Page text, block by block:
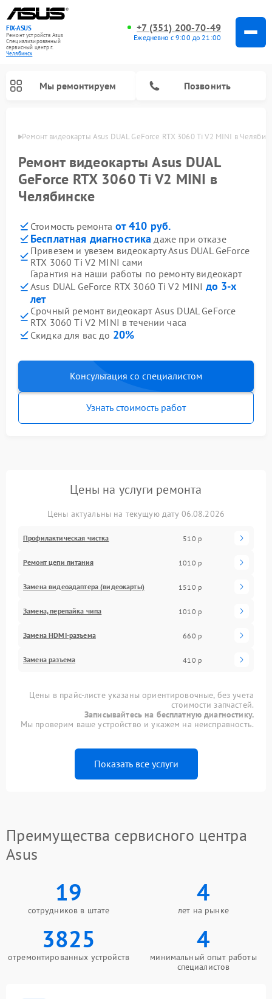
FIX-ASUS
Ремонт устройств Asus
Специализированный
cервисный центр г.
Челябинск
+7 (351) 200-70-49
Ежедневно с 9:00 до 21:00
Мы ремонтируем Позвонить
Ремонт видеокарты Asus DUAL GeForce RTX 3060 Ti V2 MINI в
Ремонт видеокарты Asus DUAL
GeForce RTX 3060 Ti V2 MINI в
Челябинске
Стоимость ремонта от 410 руб.
Бесплатная диагностика даже при отказе
Привезем и увезем видеокарту Asus DUAL GeForce
RTX 3060 Ti V2 MINI сами
Гарантия на наши работы по ремонту видеокарт
Asus DUAL GeForce RTX 3060 Ti V2 MINI до 3-х
лет
Срочный ремонт видеокарт Asus DUAL GeForce
RTX 3060 Ti V2 MINI в течении часа
Скидка для вас до 20%
Консультация со специалистом
Узнать стоимость работ
Цены на услуги ремонта
Цены актуальны на текущую дату 06.08.2026
Профилактическая чистка 510 р
Ремонт цепи питания 1010 р
Замена видеоадаптера (видеокарты) 1510 р
Замена, перепайка чипа 1010 р
Замена HDMI-разъема 660 р
Замена разъема 410 р
Цены в прайс-листе указаны ориентировочные, без учета
стоимости запчастей.
Записывайтесь на бесплатную диагностику.
Мы проверим ваше устройство и укажем на неисправность.
Показать все услуги
Преимущества сервисного центра
Asus
19
сотрудников в штате
4
лет на рынке
3825
отремонтированных устройств
4
минимальный опыт работы
специалистов